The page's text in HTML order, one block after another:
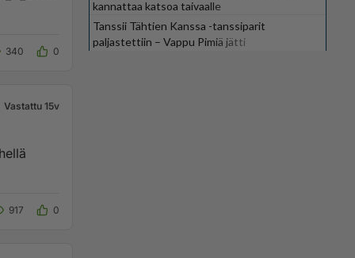
340 0
Vastattu 15v
917 0
kannattaa katsoa taivaalle
Tanssii Tähtien Kanssa -tanssiparit
paljastettiin – Vappu Pimiä jätti